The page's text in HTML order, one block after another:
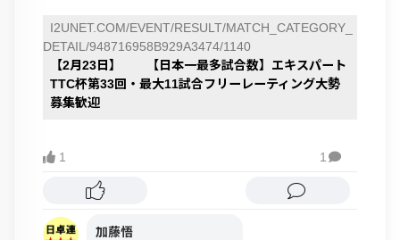
I2UNET.COM/EVENT/RESULT/MATCH_CATEGORY_
DETAIL/948716958B929A3474/1140
【2月23日】 【日本一最多試合数】エキスパート
TTC杯第33回・最大11試合フリーレーティング大勢
募集歓迎
1 1 
加藤悟